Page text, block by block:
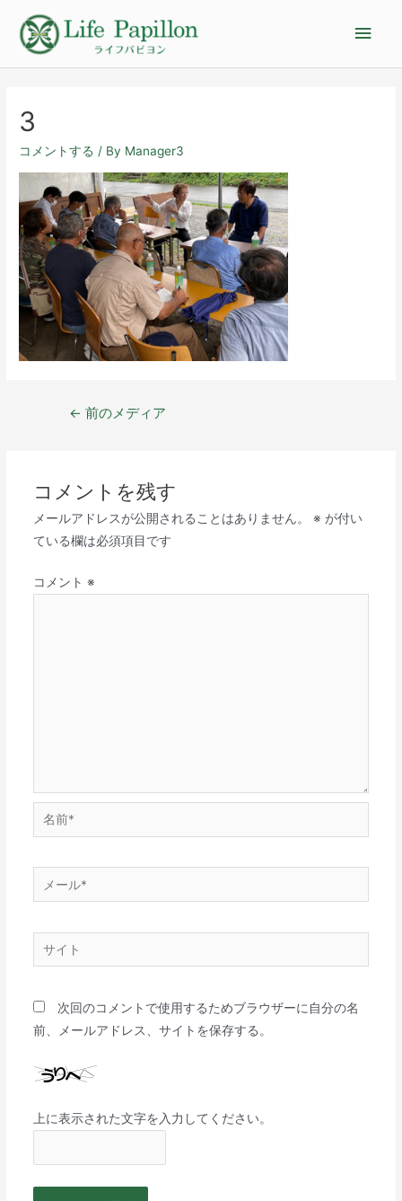
3
コメントする / By Manager3
← 前のメディア
コメントを残す
メールアドレスが公開されることはありません。 ※ が付い
ている欄は必須項目です
コメント ※
次回のコメントで使用するためブラウザーに自分の名
前、メールアドレス、サイトを保存する。
上に表示された文字を入力してください。